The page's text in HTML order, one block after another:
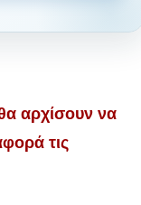
αρχίσουν να
τις